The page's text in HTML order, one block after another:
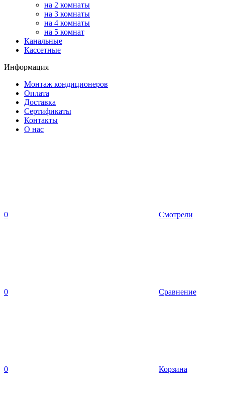
на 2 комнаты
на 3 комнаты
на 4 комнаты
на 5 комнат
Канальные
Кассетные
Информация
Монтаж кондиционеров
Оплата
Доставка
Сертификаты
Контакты
О нас
0 Смотрели
0 Сравнение
0 Корзина